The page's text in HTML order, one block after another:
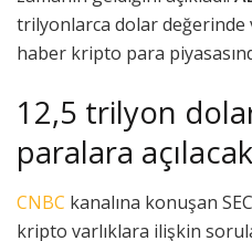
trilyonlarca dolar değerinde
haber kripto para
12,5 trilyon
paralara
CNBC kanalına konuşan
kripto varlıklara ilişkin